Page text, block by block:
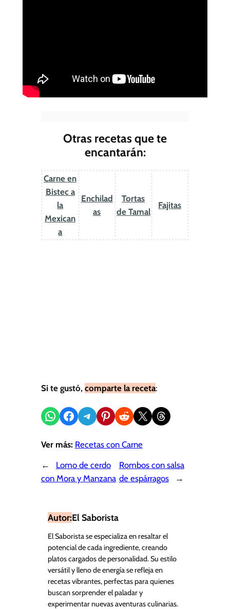
Otras recetas que te
encantarán:
Carne en
Bistec a
la
Mexican
a
Enchilad
as
Tortas
de Tamal
Fajitas
Si te gustó, comparte la receta:
Compartir en WhatsApp
Compartir en Facebook
Compartir en Telegram
Compartir en Pinterest
Compartir en Reddit
Compartir en X Share on Threads
Ver más: Recetas con Carne
←
Lomo de cerdo
con Mora y Manzana
Rombos con salsa
de espárragos
→
Autor:El Saborista
El Saborista se especializa en resaltar el
potencial de cada ingrediente, creando
platos cargados de personalidad. Su estilo
versátil y lleno de energía se refleja en
recetas vibrantes, perfectas para quienes
buscan sorprender el paladar y
experimentar nuevas aventuras culinarias.